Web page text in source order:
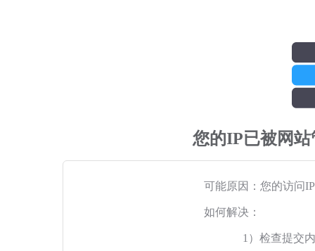
您的IP已被网
可能原因：您的访问
如何解决：
1）检查提交